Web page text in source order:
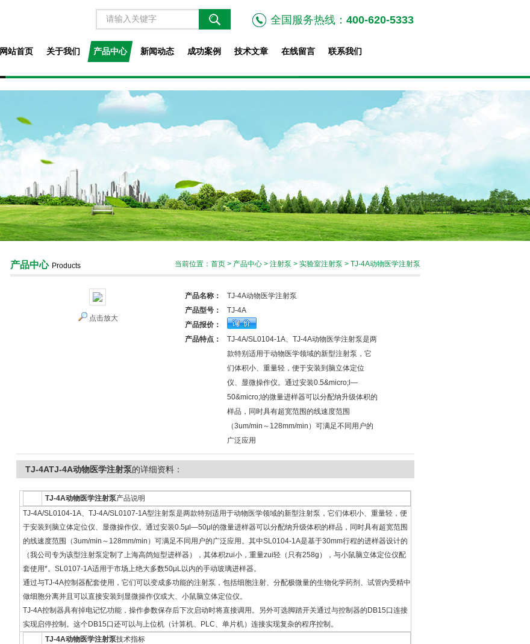
全国服务热线： 400-620-5333
网站首页 关于我们 产品中心 新闻动态 成功案例 技术文章 在线留言 联系我们
产品中心 Products 当前位置： 首页 > 产品中心 > 注射泵 > 实验室注射泵 > TJ-4A动物医学注射泵
点击放大
产品名称：
TJ-4A动物医学注射泵
产品型号：
TJ-4A
产品报价：
产品特点：
TJ-4A/SL0104-1A、TJ-4A动物医学注射泵是两
款特别适用于动物医学领域的新型注射泵，它
们体积小、重量轻，便于安装到脑立体定位
仪、显微操作仪。通过安装0.5&micro;l—
50&micro;l的微量进样器可以分配纳升级体积的
样品，同时具有超宽范围的线速度范围
（3um/min～128mm/min）可满足不同用户的
广泛应用
TJ-4ATJ-4A动物医学注射泵的详细资料：
TJ-4A动物医学注射泵产品说明
TJ-4A/SL0104-1A、TJ-4A/SL0107-1A型注射泵是两款特别适用于动物医学领域的新型注射泵，它们体积小、重量轻，便
于安装到脑立体定位仪、显微操作仪。通过安装0.5μl—50μl的微量进样器可以分配纳升级体积的样品，同时具有超宽范围
的线速度范围（3um/min～128mm/min）可满足不同用户的广泛应用。其中SL0104-1A是基于30mm行程的进样器设计的
（我公司专为该型注射泵定制了上海高鸽短型进样器），其体积zui小，重量zui轻（只有258g），与小鼠脑立体定位仪配
套使用*。SL0107-1A适用于市场上绝大多数50μL以内的手动玻璃进样器。
通过与TJ-4A控制器配套使用，它们可以变成多功能的注射泵，包括细胞注射、分配极微量的生物化学药剂、试管内受精中
做细胞分离并且可以直接安装到显微操作仪或大、小鼠脑立体定位仪。
TJ-4A控制器具有掉电记忆功能，操作参数保存后下次启动时将直接调用。另外可选脚踏开关通过与控制器的DB15口连接
实现启停控制。这个DB15口还可以与上位机（计算机、PLC、单片机）连接实现复杂的程序控制。
TJ-4A动物医学注射泵技术指标